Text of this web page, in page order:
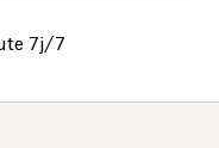
7j/7